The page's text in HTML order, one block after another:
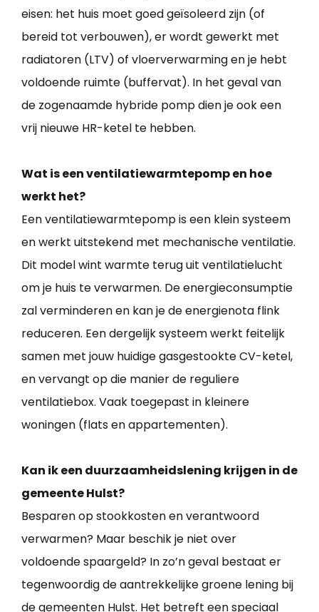
eisen: het huis moet goed geïsoleerd zijn (of
bereid tot verbouwen), er wordt gewerkt met
radiatoren (LTV) of vloerverwarming en je hebt
voldoende ruimte (buffervat). In het geval van
de zogenaamde hybride pomp dien je ook een
vrij nieuwe HR-ketel te hebben.
Wat is een ventilatiewarmtepomp en hoe
werkt het?
Een ventilatiewarmtepomp is een klein systeem
en werkt uitstekend met mechanische ventilatie.
Dit model wint warmte terug uit ventilatielucht
om je huis te verwarmen. De energieconsumptie
zal verminderen en kan je de energienota flink
reduceren. Een dergelijk systeem werkt feitelijk
samen met jouw huidige gasgestookte CV-ketel,
en vervangt op die manier de reguliere
ventilatiebox. Vaak toegepast in kleinere
woningen (flats en appartementen).
Kan ik een duurzaamheidslening krijgen in de
gemeente Hulst?
Besparen op stookkosten en verantwoord
verwarmen? Maar beschik je niet over
voldoende spaargeld? In zo’n geval bestaat er
tegenwoordig de aantrekkelijke groene lening bij
de gemeenten Hulst. Het betreft een speciaal